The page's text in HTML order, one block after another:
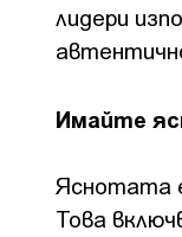
лидери
Имайте
Яснотата
Това